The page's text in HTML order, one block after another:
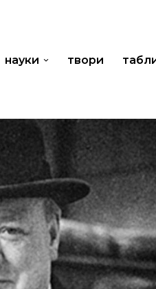
науки твори